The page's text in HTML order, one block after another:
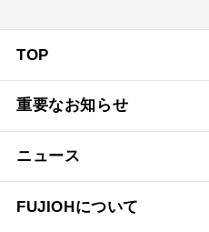
TOP
重要なお知らせ
ニュース
FUJIOHについて